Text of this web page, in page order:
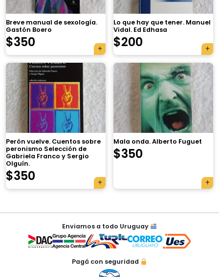
Breve manual de sexología.
Gastón Boero
$350
Lo que hay que tener. Manuel
Vidal. Ed Edhasa
$200
Perón vuelve. Cuentos sobre
peronismo Selección de
Gabriela Franco y Sergio
Olguín.
$350
Mala onda. Alberto Fuguet
$350
Navegación
entradas
Enviamos a todo Uruguay
Pagá con seguridad
×
Tu carrito está vacío.
automáticamente.